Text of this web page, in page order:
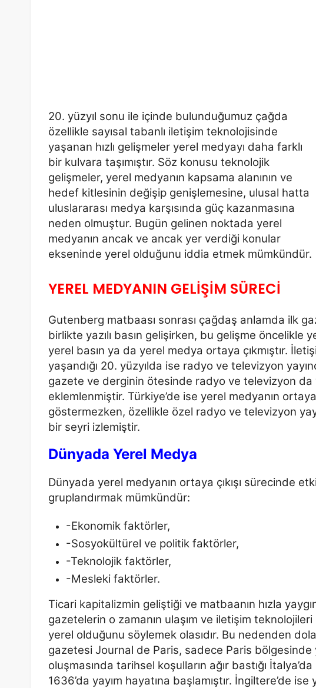
20. yüzyıl sonu ile içinde bulunduğumuz çağda
özellikle sayısal tabanlı iletişim teknolojisinde
yaşanan hızlı gelişmeler yerel medyayı daha farklı
bir kulvara taşımıştır. Söz konusu teknolojik
gelişmeler, yerel medyanın kapsama alanının ve
hedef kitlesinin değişip genişlemesine, ulusal hatta
uluslararası medya karşısında güç kazanmasına
neden olmuştur. Bugün gelinen noktada yerel
medyanın ancak ve ancak yer verdiği konular
ekseninde yerel olduğunu iddia etmek mümkündür.
YEREL MEDYANIN GELİŞİM SÜRECİ
Gutenberg matbaası sonrası çağdaş anlamda ilk
birlikte yazılı basın gelişirken, bu gelişme öncelikle
yerel basın ya da yerel medya ortaya çıkmıştır.
yaşandığı 20. yüzyılda ise radyo ve televizyon
gazete ve derginin ötesinde radyo ve televizyon da
eklemlenmiştir. Türkiye’de ise yerel medyanın
göstermezken, özellikle özel radyo ve televizyon
bir seyri izlemiştir.
Dünyada Yerel Medya
Dünyada yerel medyanın ortaya çıkışı sürecinde
gruplandırmak mümkündür:
-Ekonomik faktörler,
-Sosyokültürel ve politik faktörler,
-Teknolojik faktörler,
-Mesleki faktörler.
Ticari kapitalizmin geliştiği ve matbaanın hızla
gazetelerin o zamanın ulaşım ve iletişim
yerel olduğunu söylemek olasıdır. Bu nedenden
gazetesi Journal de Paris, sadece Paris bölgesinde
oluşmasında tarihsel koşulların ağır bastığı
1636’da yayım hayatına başlamıştır. İngiltere’de